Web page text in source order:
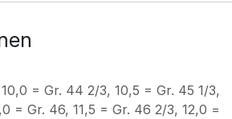
10,0 = Gr. 44 2/3, 10,5 = Gr. 45 1/3,
= Gr. 46, 11,5 = Gr. 46 2/3, 12,0 =